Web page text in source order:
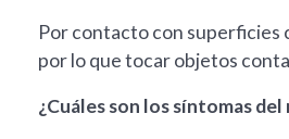
Por contacto con superficies
por lo que tocar objetos
¿Cuáles son los síntomas